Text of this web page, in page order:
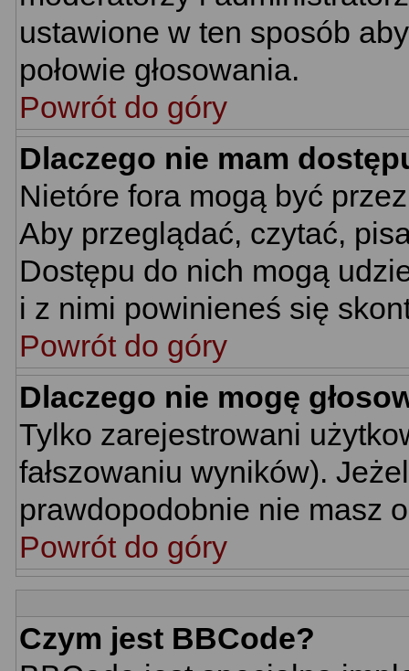
ustawione w ten sposób
połowie głosowania.
Powrót do góry
Dlaczego nie mam
Nietóre fora mogą być
Aby przeglądać, czytać,
Dostępu do nich mogą
i z nimi powinieneś się
Powrót do góry
Dlaczego nie mogę
Tylko zarejestrowani
fałszowaniu wyników).
prawdopodobnie nie masz
Powrót do góry
Czym jest BBCode?